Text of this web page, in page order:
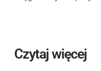
Czytaj więcej